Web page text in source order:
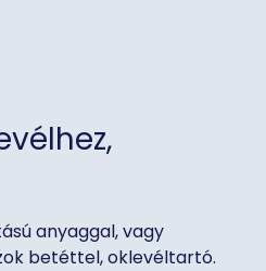
anyaggal, vagy
betéttel, oklevéltartó.